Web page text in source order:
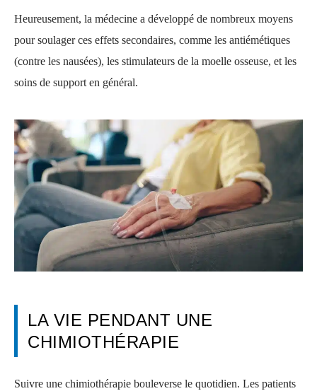
Heureusement, la médecine a développé de nombreux moyens
pour soulager ces effets secondaires, comme les antiémétiques
(contre les nausées), les stimulateurs de la moelle osseuse, et les
soins de support en général.
LA VIE PENDANT UNE
CHIMIOTHÉRAPIE
Suivre une chimiothérapie bouleverse le quotidien. Les patients